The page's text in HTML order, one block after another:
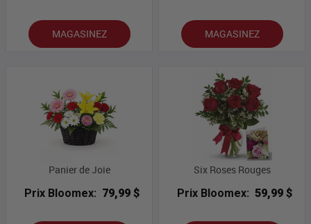
MAGASINEZ MAGASINEZ
Panier de Joie
Prix Bloomex: 79,99 $
Six Roses Rouges
Prix Bloomex: 59,99 $